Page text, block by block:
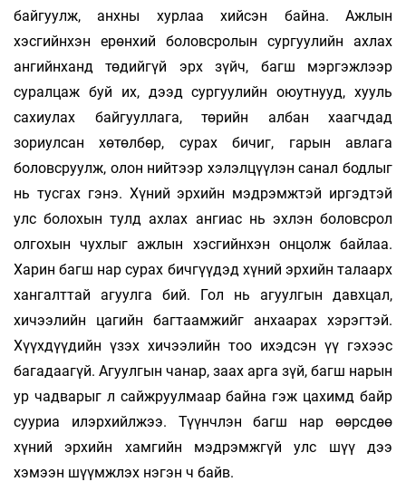
байгуулж, анхны хурлаа хийсэн байна. Ажлын
хэсгийнхэн ерөнхий боловсролын сургуулийн ахлах
ангийнханд төдийгүй эрх зүйч, багш мэргэжлээр
суралцаж буй их, дээд сургуулийн оюутнууд, хууль
сахиулах байгууллага, төрийн албан хаагчдад
зориулсан хөтөлбөр, сурах бичиг, гарын авлага
боловсруулж, олон нийтээр хэлэлцүүлэн санал бодлыг
нь тусгах гэнэ. Хүний эрхийн мэдрэмжтэй иргэдтэй
улс болохын тулд ахлах ангиас нь эхлэн боловсрол
олгохын чухлыг ажлын хэсгийнхэн онцолж байлаа.
Харин багш нар сурах бичгүүдэд хүний эрхийн талаарх
хангалттай агуулга бий. Гол нь агуулгын давхцал,
хичээлийн цагийн багтаамжийг анхаарах хэрэгтэй.
Хүүхдүүдийн үзэх хичээлийн тоо ихэдсэн үү гэхээс
багадаагүй. Агуулгын чанар, заах арга зүй, багш нарын
ур чадварыг л сайжруулмаар байна гэж цахимд байр
сууриа илэрхийлжээ. Түүнчлэн багш нар өөрсдөө
хүний эрхийн хамгийн мэдрэмжгүй улс шүү дээ
хэмээн шүүмжлэх нэгэн ч байв.